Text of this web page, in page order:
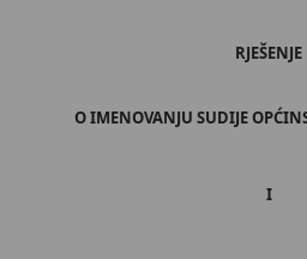
RJEŠENJE
O IMENOVANJU SUDIJE
I